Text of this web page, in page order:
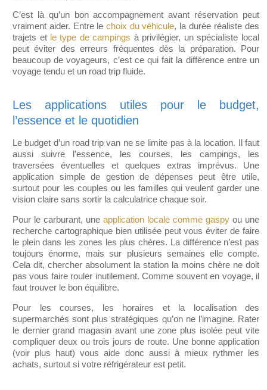
C’est là qu’un bon accompagnement avant réservation peut
vraiment aider. Entre le choix du véhicule, la durée réaliste des
trajets et le type de campings à privilégier, un spécialiste local
peut éviter des erreurs fréquentes dès la préparation. Pour
beaucoup de voyageurs, c’est ce qui fait la différence entre un
voyage tendu et un road trip fluide.
Les applications utiles pour le budget,
l’essence et le quotidien
Le budget d’un road trip van ne se limite pas à la location. Il faut
aussi suivre l’essence, les courses, les campings, les
traversées éventuelles et quelques extras imprévus. Une
application simple de gestion de dépenses peut être utile,
surtout pour les couples ou les familles qui veulent garder une
vision claire sans sortir la calculatrice chaque soir.
Pour le carburant, une application locale comme gaspy ou une
recherche cartographique bien utilisée peut vous éviter de faire
le plein dans les zones les plus chères. La différence n’est pas
toujours énorme, mais sur plusieurs semaines elle compte.
Cela dit, chercher absolument la station la moins chère ne doit
pas vous faire rouler inutilement. Comme souvent en voyage, il
faut trouver le bon équilibre.
Pour les courses, les horaires et la localisation des
supermarchés sont plus stratégiques qu’on ne l’imagine. Rater
le dernier grand magasin avant une zone plus isolée peut vite
compliquer deux ou trois jours de route. Une bonne application
(voir plus haut) vous aide donc aussi à mieux rythmer les
achats, surtout si votre réfrigérateur est petit.